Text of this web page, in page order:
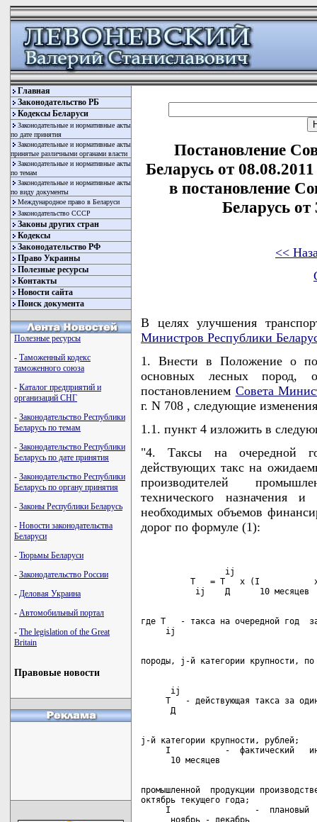
Главная
Законодательство РБ
Кодексы Беларуси
Законодательные и нормативные акты
по дате принятия
Законодательные и нормативные акты
принятые различными органами власти
Законодательные и нормативные акты
по темам
Законодательные и нормативные акты
по виду документы
Международное право в Беларуси
Законодательство СССР
Законы других стран
Кодексы
Законодательство РФ
Право Украины
Полезные ресурсы
Контакты
Новости сайта
Поиск документа
Полезные ресурсы
- Таможенный кодекс
таможенного союза
- Каталог предприятий и
организаций СНГ
- Законодательство Республики
Беларусь по темам
- Законодательство Республики
Беларусь по дате принятия
- Законодательство Республики
Беларусь по органу принятия
- Законы Республики Беларусь
- Новости законодательства
Беларуси
- Тюрьмы Беларуси
- Законодательство России
- Деловая Украина
- Автомобильный портал
- The legislation of the Great
Britain
Правовые новости
Постановление
Беларусь от
в постановление
Беларусь
<<
В целях улучшения
Министров Республики
1. Внести в Положение о
основных лесных пород,
постановлением Совета
г. N 708 , следующие
1.1. пункт 4 изложить в
"4. Таксы на очередной
действующих такс на
производителей
технического назначения
необходимых объемов
дорог по формуле (1):
                 ij
Т   = Т   x (I
где Т   - такса на очередной год
      ij
Т   - действующая такса за
j-й категории крупности, рублей;
I           -  фактический
промышленной  продукции
октябрь текущего года;
I                 -  плановый